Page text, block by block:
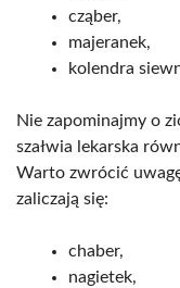
cząber,
majeranek,
kolendra
Nie zapominajmy o
szałwia lekarska
Warto zwrócić
zaliczają się:
chaber,
nagietek,